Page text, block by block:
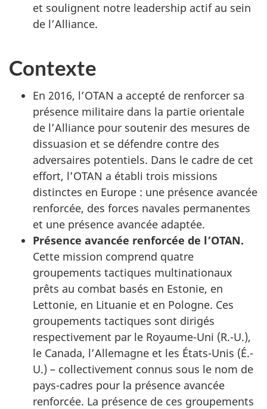
et soulignent notre leadership actif au sein
de l’Alliance.
Contexte
En 2016, l’OTAN a accepté de renforcer sa
présence militaire dans la partie orientale
de l’Alliance pour soutenir des mesures de
dissuasion et se défendre contre des
adversaires potentiels. Dans le cadre de cet
effort, l’OTAN a établi trois missions
distinctes en Europe : une présence avancée
renforcée, des forces navales permanentes
et une présence avancée adaptée.
Présence avancée renforcée de l’OTAN.
Cette mission comprend quatre
groupements tactiques multinationaux
prêts au combat basés en Estonie, en
Lettonie, en Lituanie et en Pologne. Ces
groupements tactiques sont dirigés
respectivement par le Royaume-Uni (R.-U.),
le Canada, l’Allemagne et les États-Unis (É.-
U.) – collectivement connus sous le nom de
pays-cadres pour la présence avancée
renforcée. La présence de ces groupements